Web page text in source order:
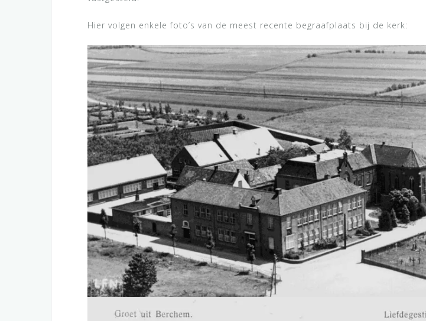
Hier volgen enkele foto’s van de meest recente begraafplaats bij de kerk: